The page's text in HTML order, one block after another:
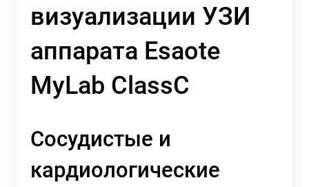
визуализации УЗИ
аппарата Esaote
MyLab ClassC
Сосудистые и
кардиологические